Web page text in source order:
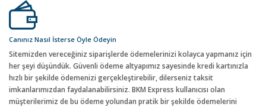
Canınız Nasıl İsterse Öyle Ödeyin
Sitemizden vereceğiniz siparişlerde ödemelerinizi kolayca yapmanız için
her şeyi düşündük. Güvenli ödeme altyapımız sayesinde kredi kartınızla
hızlı bir şekilde ödemenizi gerçekleştirebilir, dilerseniz taksit
imkanlarımızdan faydalanabilirsiniz. BKM Express kullanıcısı olan
müşterilerimiz de bu ödeme yolundan pratik bir şekilde ödemelerini